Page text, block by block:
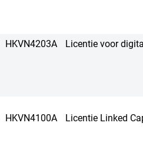
HKVN4203A Licentie voor
HKVN4100A Licentie Linked